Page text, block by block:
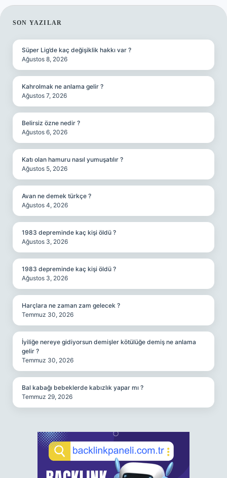
SIDEBAR
SON YAZILAR
Süper Lig’de kaç değişiklik hakkı var ?
Ağustos 8, 2026
Kahrolmak ne anlama gelir ?
Ağustos 7, 2026
Belirsiz özne nedir ?
Ağustos 6, 2026
Katı olan hamuru nasıl yumuşatılır ?
Ağustos 5, 2026
Avan ne demek türkçe ?
Ağustos 4, 2026
1983 depreminde kaç kişi öldü ?
Ağustos 3, 2026
1983 depreminde kaç kişi öldü ?
Ağustos 3, 2026
Harçlara ne zaman zam gelecek ?
Temmuz 30, 2026
İyiliğe nereye gidiyorsun demişler kötülüğe demiş ne anlama
gelir ?
Temmuz 30, 2026
Bal kabağı bebeklerde kabızlık yapar mı ?
Temmuz 29, 2026